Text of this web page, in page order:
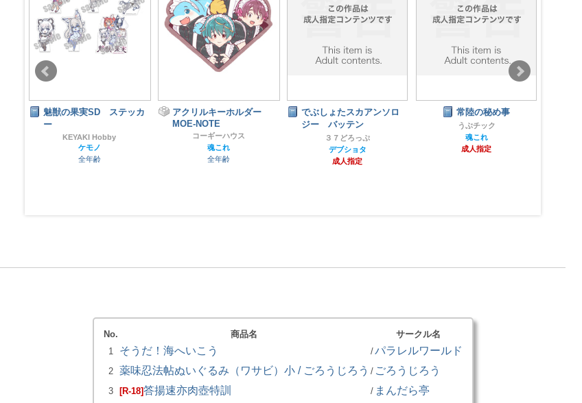
魅獣の果実SD ステッカ
ー
KEYAKI Hobby
ケモノ
全年齢
アクリルキーホルダー
MOE-NOTE
コーギーハウス
魂これ
全年齢
でぶしょたスカアンソロ
ジー バッテン
３７どろっぷ
デブショタ
成人指定
常陸の秘め事
うぶチック
魂これ
成人指定
No. 商品名
サークル名
1
そうだ！海へいこう /パラレルワールド
2 薬味忍法帖ぬいぐるみ（ワサビ）小 / ごろうじろう / ごろうじろう
3 [R-18]答揚速亦肉壺特訓 / まんだら亭